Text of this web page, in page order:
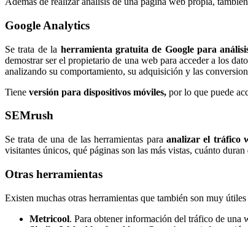
Google Analytics
Se trata de la herramienta gratuita de Google para
demostrar ser el propietario de una web para acceder a los
analizando su comportamiento, su adquisición y las
Tiene versión para dispositivos móviles, por lo que puede
SEMrush
Se trata de una de las herramientas para analizar el tráfico
visitantes únicos, qué páginas son las más vistas, cuánto
Otras herramientas
Existen muchas otras herramientas que también son muy
Metricool. Para obtener información del tráfico de una